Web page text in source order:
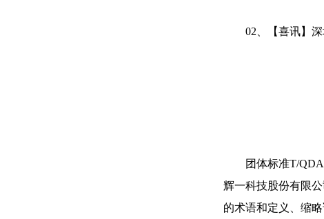
02、【喜讯】
团体标准T/
辉一科技股份有限
的术语和定义、缩